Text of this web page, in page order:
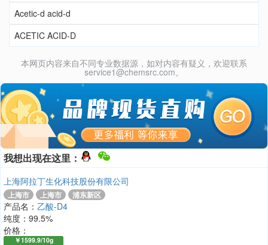
Acetic-d acid-d
ACETIC ACID-D
本网页内容来自不同专业数据源，如对内容有疑义，欢迎联系
service1@chemsrc.com。
我想出现在这里：
上海阿拉丁生化科技股份有限公司
上海市 上海市 浦东新区
产品名： 乙酸-D4
纯度：99.5%
价格：
￥1599.9/10g